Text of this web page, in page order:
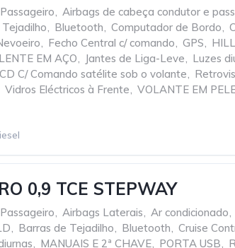
, Airbags de cabeça condutor e
, Bluetooth, Computador de Bordo,
, Fecho Central c/ comando, GPS,
EM AÇO, Jantes de Liga-Leve, Luzes
C/ Comando satélite sob o volante,
Vidros Eléctricos à Frente, VOLANTE EM
0,9 TCE STEPWAY
, Airbags Laterais, Ar condicionado,
, Barras de Tejadilho, Bluetooth, Cruise
, MANUAIS E 2ª CHAVE, PORTA USB,